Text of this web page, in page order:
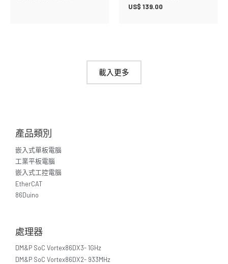
產品類別
嵌入式單板電腦
工業平板電腦
嵌入式工控電腦
EtherCAT
86Duino
處理器
DM&P SoC Vortex86DX3- 1GHz
DM&P SoC Vortex86DX2- 933MHz
US$ 139.00
載入更多